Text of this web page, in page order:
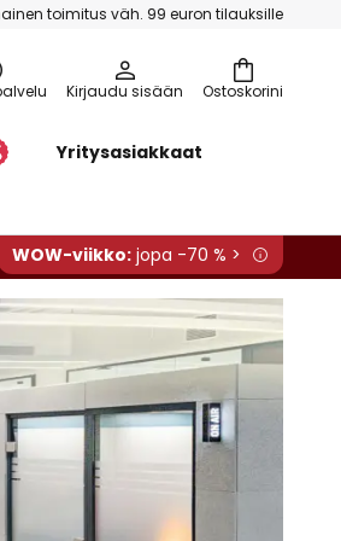
toimitus väh. 99 euron tilauksille
Ostoskorini
Kirjaudu sisään
Yritysasiakkaat
WOW-viikko: jopa -70 % >